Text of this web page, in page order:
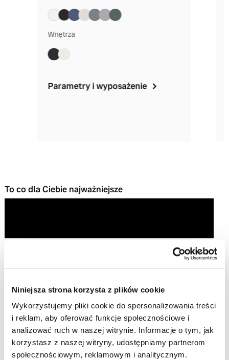
Niniejsza strona korzysta z plików cookie
Wykorzystujemy pliki cookie do spersonalizowania treści
i reklam, aby oferować funkcje społecznościowe i
analizować ruch w naszej witrynie. Informacje o tym, jak
korzystasz z naszej witryny, udostępniamy partnerom
społecznościowym, reklamowym i analitycznym.
Wnętrza
Parametry i wyposażenie
To co dla Ciebie najważniejsze
Play
Video